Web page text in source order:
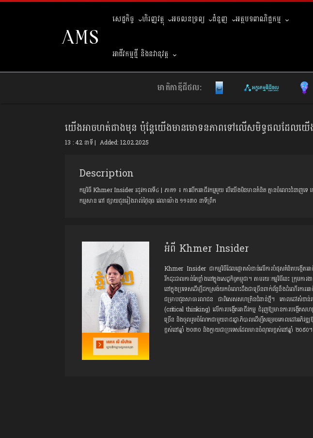
សេដ្ឋកិច្ច ហិរញ្ញវត្ថុ អចលនទ្រព្យ ជំនួញ អត្ថបទពាណិជ្ជកម្ម
អាជីវកម្មថ្មី និងនវានុវត្ត
មាតិកាឌីជីថល:
យើងអាចហត់ជាងមុន ប៉ុន្តែយើងមានមោទនភាពទៅលើសមិទ្ធផលដែលយ
13 : 42 នាទី | Added: 12.02.2025
Description
កម្មវិធី Khmer Insider រដូវកាលទី៤ | ភាគ១ ៖ ការបើកអាជីវកម្មមួយ បើយើងមិនមានគំនិត គ្មានចំណេះជំនាញទ
កម្មសាន ពៅ ផ្សាយជូនរៀងរាល់ថ្ងៃពុធ វេលាម៉ោង ១១៖៣០ នាទីព្រឹក
អំពី Khmer Insider
Khmer Insider ជាកម្មវិធីដែលផ្តោតសំខាន់លើការបំផុសគំនិតបង្កើតអា
រីកដុះដាលកាន់តែខ្លាំងនៅក្នុងសេដ្ឋកិច្ចកម្ពុជា។ តាមរយៈកម្មវិធីនេះ ក្រុម
នៅក្នុងប្រទេសដើម្បីដកស្រង់យក​ចំណេះដឹងជាច្រើនពាក់ព័ន្ធនឹងដំណើរការអា
ជម្រាបជូនសាធារណជន ជាពិសេស​សហគ្រិនជំនាន់ថ្មី។ គោលដៅសំខាន់រ
(critical thinking) លើការបង្កើតអាជីវកម្ម ជំរុញឱ្យមានការបង្កើត
ច្រើន និងចូលរួមចំណែកជាមួយរាជរដ្ឋាភិបាលដើម្បីសម្រេចគោលដៅអភិវឌ្
ខ្ពស់នៅឆ្នាំ ២០៣០​ និងក្លាយជាប្រទេសដែលមានចំណូលខ្ពស់នៅឆ្នាំ ២០៥០។